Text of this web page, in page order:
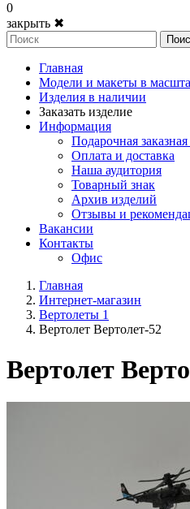
0
закрыть ✖
Главная
Модели и макеты в
Изделия в наличии
Заказать изделие
Информация
Подарочная заказная
Оплата и доставка
Наша аудитория
Товарный знак
Архив изделий
Отзывы и
Вакансии
Контакты
Офис
Главная
Интернет-магазин
Вертолеты 1
Вертолет Вертолет-52
Вертолет